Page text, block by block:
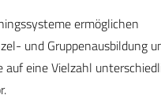
ermöglichen
und Gruppenausbildung
eine Vielzahl